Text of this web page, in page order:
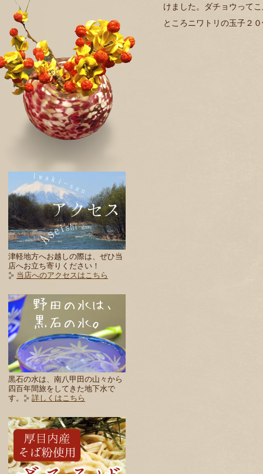
津軽地方へお越しの際は、ぜひ当
店へお立ち寄りください！
当店へのアクセスはこちら
黒石の水は、南八甲田の山々から
四百年間旅をしてきた地下水で
す。
詳しくはこちら
けました。ダチョウって
ところニワトリの玉子２